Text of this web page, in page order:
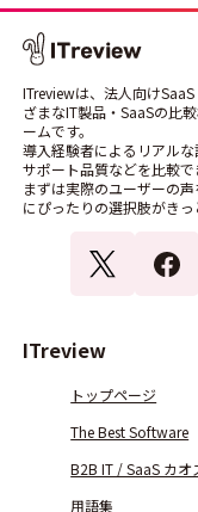
ITreviewは、法人向け
ざまなIT製品・SaaSの比
ームです。
導入経験者によるリアルな
サポート品質などを比較で
まずは実際のユーザーの
にぴったりの選択肢がきっ
ITreview
トップページ
The Best Software
B2B IT / SaaS カオ
用語集